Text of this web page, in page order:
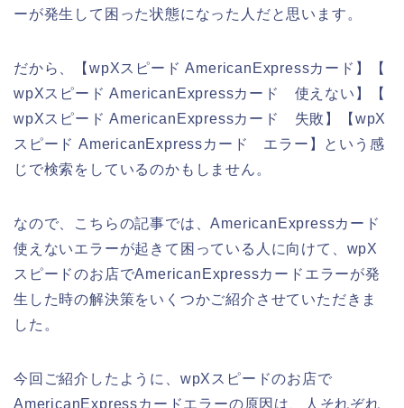
ーが発生して困った状態になった人だと思います。
だから、【wpXスピード AmericanExpressカード】【
wpXスピード AmericanExpressカード 使えない】【
wpXスピード AmericanExpressカード 失敗】【wpX
スピード AmericanExpressカード エラー】という感
じで検索をしているのかもしません。
なので、こちらの記事では、AmericanExpressカード
使えないエラーが起きて困っている人に向けて、wpX
スピードのお店でAmericanExpressカードエラーが発
生した時の解決策をいくつかご紹介させていただきま
した。
今回ご紹介したように、wpXスピードのお店で
AmericanExpressカードエラーの原因は、人それぞれ